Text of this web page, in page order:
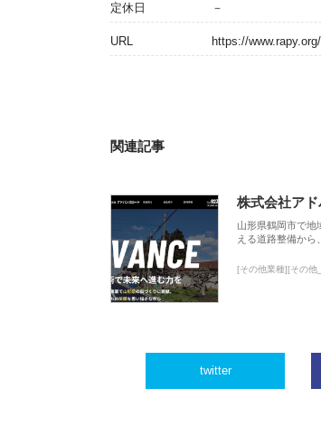
定休日 －
URL https://www.rapy.org/
関連記事
株式会社ア
山形県鶴岡市で地
える道路整備か
[その他業種][その他
twitter